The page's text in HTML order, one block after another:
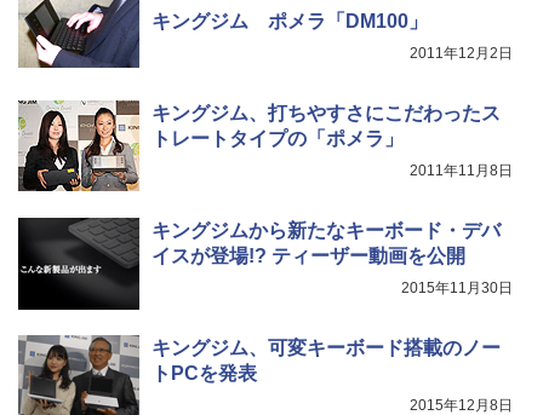
キングジム ポメラ「DM100」
2011年12月2日
キングジム、打ちやすさにこだわったス
トレートタイプの「ポメラ」
2011年11月8日
キングジムから新たなキーボード・デバ
イスが登場!? ティーザー動画を公開
2015年11月30日
キングジム、可変キーボード搭載のノー
トPCを発表
2015年12月8日